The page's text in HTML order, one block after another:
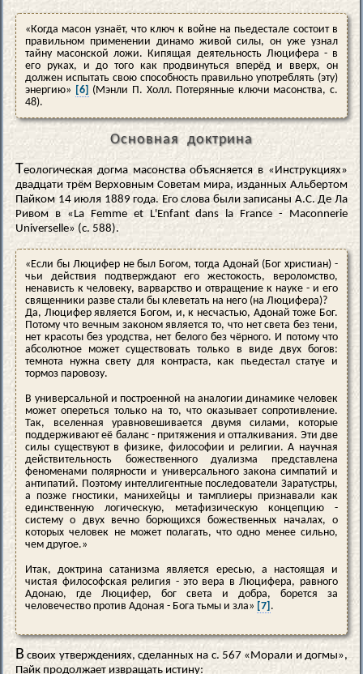
«Когда масон узнаёт, что ключ к войне на пьедестале состоит в
правильном применении динамо живой силы, он уже узнал
тайну масонской ложи. Кипящая деятельность Люцифера - в
его руках, и до того как продвинуться вперёд и вверх, он
должен испытать свою способность правильно употреблять (эту)
энергию» [6] (Мэнли П. Холл. Потерянные ключи масонства, с.
48).
Основная доктрина
Теологическая догма масонства объясняется в «Инструкциях»
двадцати трём Верховным Советам мира, изданных Альбертом
Пайком 14 июля 1889 года. Его слова были записаны А.С. Де Ла
Ривом в «La Femme et L'Enfant dans la France - Maconnerie
Universelle» (c. 588).
«Если бы Люцифер не был Богом, тогда Адонай (Бог христиан) -
чьи действия подтверждают его жестокость, вероломство,
ненависть к человеку, варварство и отвращение к науке - и его
священники разве стали бы клеветать на него (на Люцифера)?
Да, Люцифер является Богом, и, к несчастью, Адонай тоже Бог.
Потому что вечным законом является то, что нет света без тени,
нет красоты без уродства, нет белого без чёрного. И потому что
абсолютное может существовать только в виде двух богов:
темнота нужна свету для контраста, как пьедестал статуе и
тормоз паровозу.
В универсальной и построенной на аналогии динамике человек
может опереться только на то, что оказывает сопротивление.
Так, вселенная уравновешивается двумя силами, которые
поддерживают её баланс - притяжения и отталкивания. Эти две
силы существуют в физике, философии и религии. А научная
действительность божественного дуализма представлена
феноменами полярности и универсального закона симпатий и
антипатий. Поэтому интеллигентные последователи Заратустры,
а позже гностики, манихейцы и тамплиеры признавали как
единственную логическую, метафизическую концепцию -
систему о двух вечно борющихся божественных началах, о
которых человек не может полагать, что одно менее сильно,
чем другое.»
Итак, доктрина сатанизма является ересью, а настоящая и
чистая философская религия - это вера в Люцифера, равного
Адонаю, где Люцифер, бог света и добра, борется за
человечество против Адоная - Бога тьмы и зла» [7] .
В своих утверждениях, сделанных на с. 567 «Морали и догмы»,
Пайк продолжает извращать истину: